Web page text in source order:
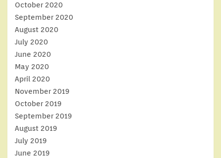
October 2020
September 2020
August 2020
July 2020
June 2020
May 2020
April 2020
November 2019
October 2019
September 2019
August 2019
July 2019
June 2019